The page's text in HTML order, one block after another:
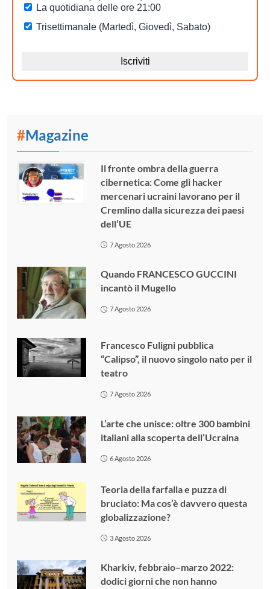
#Magazine
Il fronte ombra della guerra
cibernetica: Come gli hacker
mercenari ucraini lavorano per il
Cremlino dalla sicurezza dei paesi
dell’UE
7 Agosto 2026
Quando FRANCESCO GUCCINI
incantò il Mugello
7 Agosto 2026
Francesco Fuligni pubblica
“Calipso”, il nuovo singolo nato per il
teatro
7 Agosto 2026
L’arte che unisce: oltre 300 bambini
italiani alla scoperta dell’Ucraina
6 Agosto 2026
Teoria della farfalla e puzza di
bruciato: Ma cos’è davvero questa
globalizzazione?
3 Agosto 2026
Kharkiv, febbraio–marzo 2022:
dodici giorni che non hanno